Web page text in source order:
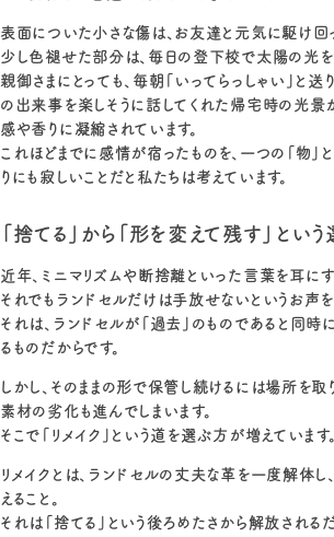
表面についた小さな傷は、お友達と元気に駆け回っ
少し色褪せた部分は、毎日の登下校で太陽の光を
親御さまにとっても、毎朝「いってらっしゃい」と
の出来事を楽しそうに話してくれた帰宅時の光景
感や香りに凝縮されています。
これほどまでに感情が宿ったものを、一つの「物」
りにも寂しいことだと私たちは考えています。
「捨てる」から「形を変えて残す」とい
近年、ミニマリズムや断捨離といった言葉を耳にす
それでもランドセルだけは手放せないというお声を
それは、ランドセルが「過去」のものであると同時
るものだからです。
しかし、そのままの形で保管し続けるには場所を取
素材の劣化も進んでしまいます。
そこで「リメイク」という道を選ぶ方が増えています。
リメイクとは、ランドセルの丈夫な革を一度解体
えること。
それは「捨てる」という後ろめたさから解放される